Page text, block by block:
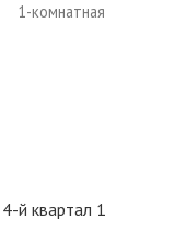
1-комнатная
4-й квартал 1